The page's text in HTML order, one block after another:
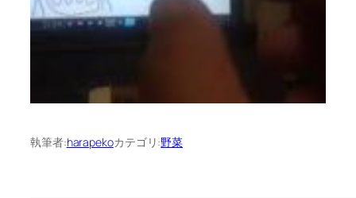
執筆者:harapekoカテゴリ:野菜